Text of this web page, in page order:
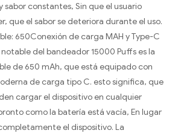
sabor constantes, Sin que el usuario
que el sabor se deteriora durante el uso.
650Conexión de carga MAH y Type-C
del bandeador 15000 Puffs es la
de 650 mAh, que está equipado con
de carga tipo C. esto significa, que
cargar el dispositivo en cualquier
como la batería está vacía, En lugar
el dispositivo. La